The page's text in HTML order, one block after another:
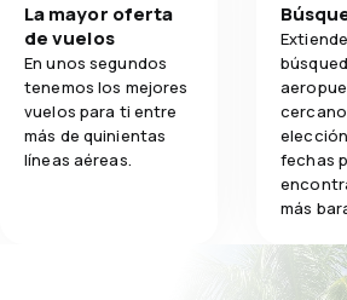
La mayor oferta
de vuelos
En unos segundos
tenemos los mejores
vuelos para ti entre
más de quinientas
líneas aéreas.
fechas
más